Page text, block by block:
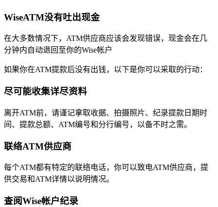
WiseATM没有吐出现金
在大多数情况下，ATM供应商应该会发现错误，现金会在几
分钟内自动退回至你的Wise帐户
如果你在ATM提款后没有出钱，以下是你可以采取的行动：
尽可能收集详尽资料
离开ATM前，请谨记拿取收据、拍摄照片、纪录提款日期时
间、提款总额、ATM编号和分行编号，以备不时之需。
联络ATM供应商
每个ATM都有特定的联络电话，你可以致电ATM供应商，提
供交易和ATM详情以说明情况。
查阅Wise帐户纪录